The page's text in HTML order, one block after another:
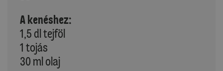
A kenéshez:
1,5 dl tejföl
1 tojás
30 ml olaj